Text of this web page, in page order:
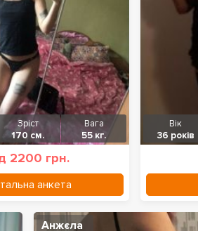
Зріст
170 см.
Вага
55 кг.
2200 грн.
анкета
Вік
36 років
Анжєла